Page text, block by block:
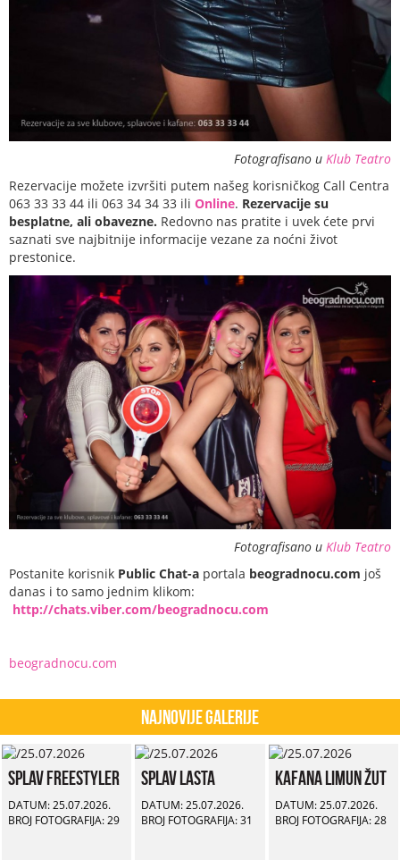
Fotografisano u Klub Teatro
Rezervacije možete izvršiti putem našeg korisničkog Call Centra
063 33 33 44 ili 063 34 34 33 ili Online. Rezervacije su
besplatne, ali obavezne. Redovno nas pratite i uvek ćete prvi
saznati sve najbitnije informacije vezane za noćni život
prestonice.
Fotografisano u Klub Teatro
Postanite korisnik Public Chat-a portala beogradnocu.com još
danas i to samo jednim klikom:
http://chats.viber.com/beogradnocu.com
beogradnocu.com
Najnovije Galerije
Splav Freestyler
DATUM: 25.07.2026.
BROJ FOTOGRAFIJA: 29
Splav Lasta
DATUM: 25.07.2026.
BROJ FOTOGRAFIJA: 31
Kafana Limun Žut
DATUM: 25.07.2026.
BROJ FOTOGRAFIJA: 28